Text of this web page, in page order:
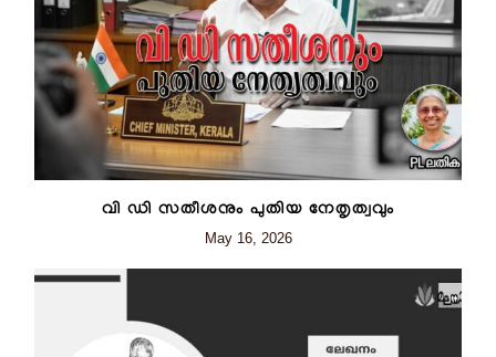
വി ഡി സതീശനും പുതിയ നേതൃത്വവും
May 16, 2026